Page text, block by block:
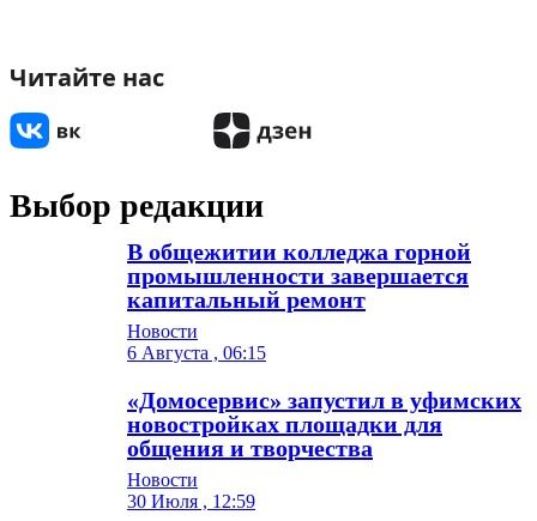
Читайте нас
Выбор редакции
В общежитии колледжа горной
промышленности завершается
капитальный ремонт
Новости
6 Августа , 06:15
«Домосервис» запустил в уфимских
новостройках площадки для
общения и творчества
Новости
30 Июля , 12:59